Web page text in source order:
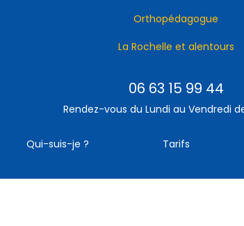
Orthopédagogue
La Rochelle et alentours
06 63 15 99 44
Rendez-vous du Lundi au Vendredi
Qui-suis-je ? Tarifs